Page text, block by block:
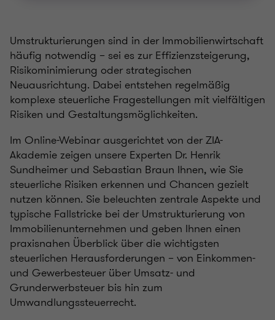
Umstrukturierungen sind in der Immobilienwirtschaft
häufig notwendig – sei es zur Effizienzsteigerung,
Risikominimierung oder strategischen
Neuausrichtung. Dabei entstehen regelmäßig
komplexe steuerliche Fragestellungen mit vielfältigen
Risiken und Gestaltungsmöglichkeiten.
Im Online-Webinar ausgerichtet von der ZIA-
Akademie zeigen unsere Experten Dr. Henrik
Sundheimer und Sebastian Braun Ihnen, wie Sie
steuerliche Risiken erkennen und Chancen gezielt
nutzen können. Sie beleuchten zentrale Aspekte und
typische Fallstricke bei der Umstrukturierung von
Immobilienunternehmen und geben Ihnen einen
praxisnahen Überblick über die wichtigsten
steuerlichen Herausforderungen – von Einkommen-
und Gewerbesteuer über Umsatz- und
Grunderwerbsteuer bis hin zum
Umwandlungssteuerrecht.